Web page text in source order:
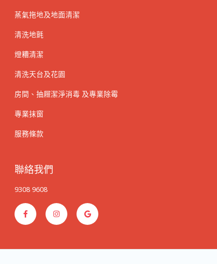
蒸氣拖地及地面清潔
清洗地氈
燈糟清潔
清洗天台及花園
房間、抽屜潔淨消毒 及專業除霉
專業抹窗
服務條款
聯絡我們
9308 9608
F
a
c
e
o
I
n
t
r
G
o
o
g